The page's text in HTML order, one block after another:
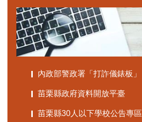
內政部警政署「打詐儀錶板」
苗栗縣政府資料開放平臺
苗栗縣30人以下學校公告專區